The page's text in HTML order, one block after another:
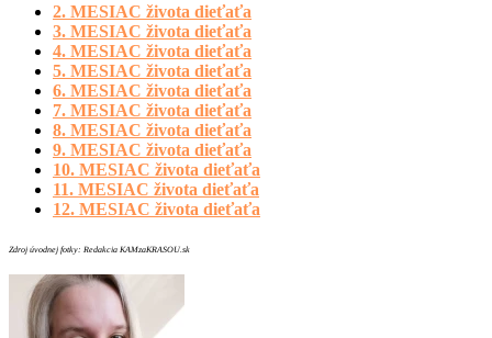
2. MESIAC života dieťaťa
3. MESIAC života dieťaťa
4. MESIAC života dieťaťa
5. MESIAC života dieťaťa
6. MESIAC života dieťaťa
7. MESIAC života dieťaťa
8. MESIAC života dieťaťa
9. MESIAC života dieťaťa
10. MESIAC života dieťaťa
11. MESIAC života dieťaťa
12. MESIAC života dieťaťa
Zdroj úvodnej fotky: Redakcia KAMzaKRASOU.sk